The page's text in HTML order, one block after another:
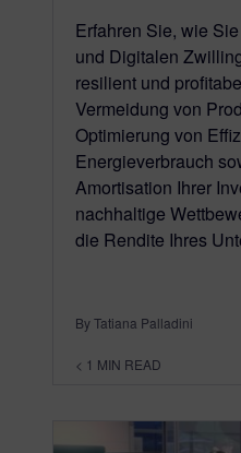
Erfahren Sie, wie
und Digitalen
resilient und
Vermeidung von
Optimierung von
Energieverbrauch
Amortisation Ihrer
nachhaltige
die Rendite Ihres
By Tatiana Palladini
< 1 MIN READ